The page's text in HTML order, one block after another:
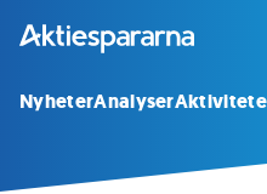
NyheterAnalyser